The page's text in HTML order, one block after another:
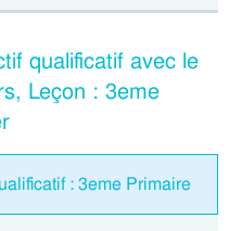
qualificatif avec le
Leçon : 3eme
: 3eme Primaire